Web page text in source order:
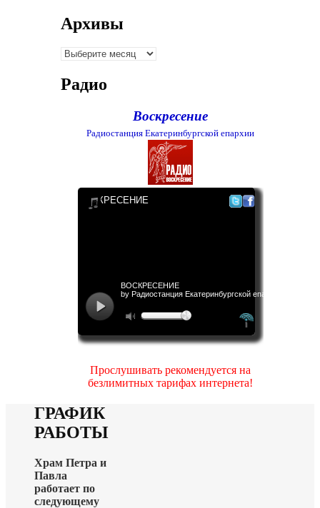
Архивы
Архивы
Радио
Воскресение
Радиостанция Екатеринбургской епархии
Прослушивать рекомендуется на
безлимитных тарифах интернета!
ГРАФИК
РАБОТЫ
Храм Петра и
Павла
работает по
следующему